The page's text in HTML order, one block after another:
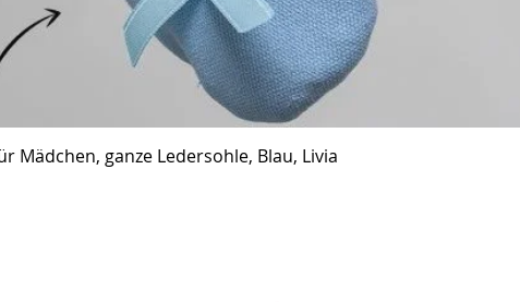
Schnellansicht
Mädchen, ganze Ledersohle, Blau, Livia